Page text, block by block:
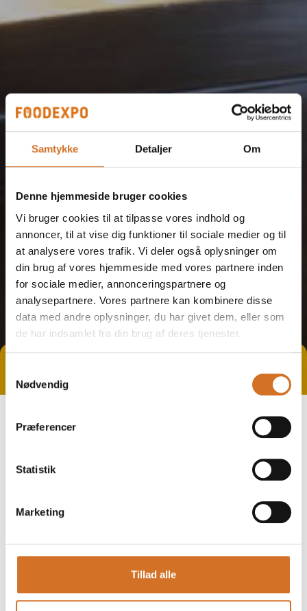
Samtykke Detaljer Om
Denne hjemmeside bruger cookies
Vi bruger cookies til at tilpasse vores indhold og
annoncer, til at vise dig funktioner til sociale medier og til
at analysere vores trafik. Vi deler også oplysninger om
din brug af vores hjemmeside med vores partnere inden
for sociale medier, annonceringspartnere og
analysepartnere. Vores partnere kan kombinere disse
data med andre oplysninger, du har givet dem, eller som
de har indsamlet fra din brug af deres tjenester.
Nødvendig
Præferencer
Statistik
Marketing
Tillad alle
Gå til hjemmeside